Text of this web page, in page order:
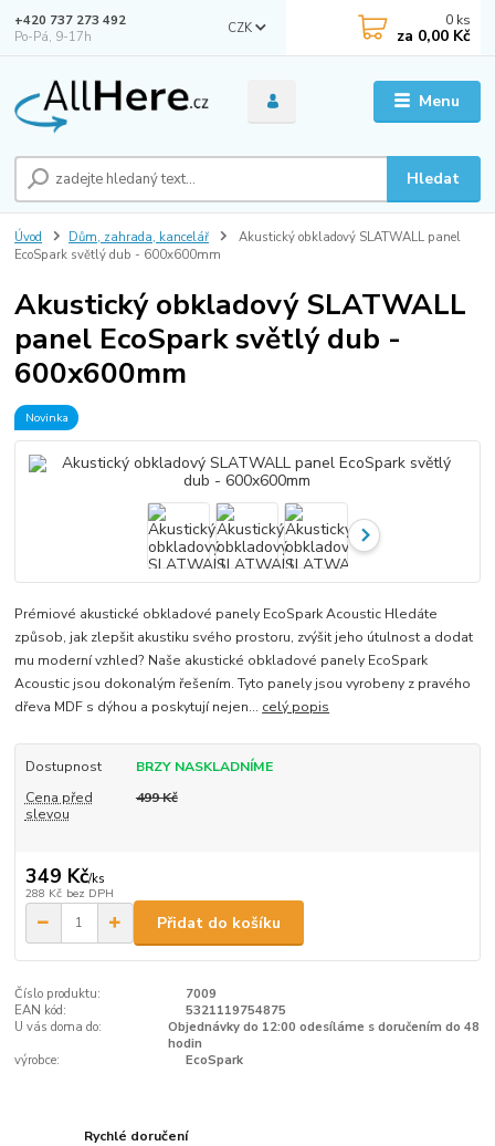
Menu
CZK
Hledat
+420 737 273 492
Po-Pá, 9-17h
0 ks
za 0,00 Kč
Úvod Dům, zahrada, kancelář
Akustický obkladový SLATWALL panel
EcoSpark světlý dub - 600x600mm
Akustický obkladový SLATWALL
panel EcoSpark světlý dub -
600x600mm
Novinka
Prémiové akustické obkladové panely EcoSpark Acoustic Hledáte
způsob, jak zlepšit akustiku svého prostoru, zvýšit jeho útulnost a dodat
mu moderní vzhled? Naše akustické obkladové panely EcoSpark
Acoustic jsou dokonalým řešením. Tyto panely jsou vyrobeny z pravého
dřeva MDF s dýhou a poskytují nejen... celý popis
Dostupnost
BRZY NASKLADNÍME
Cena před
slevou
499 Kč
349 Kč/ks
288 Kč bez DPH
Přidat do košíku
Číslo produktu:
7009
EAN kód:
5321119754875
U vás doma do:
Objednávky do 12:00 odesíláme s doručením do 48
hodin
výrobce:
EcoSpark
Rychlé doručení